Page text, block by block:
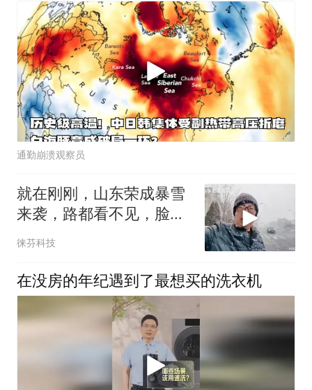
通勤崩溃观察员
就在刚刚，山东荣成暴雪
来袭，路都看不见，脸如
刀割
徕芬科技
在没房的年纪遇到了最想买的洗衣机